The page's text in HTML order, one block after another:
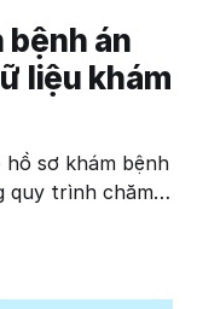
bệnh án
liệu khám
sơ khám bệnh
quy trình chăm
gánh nặng ngày